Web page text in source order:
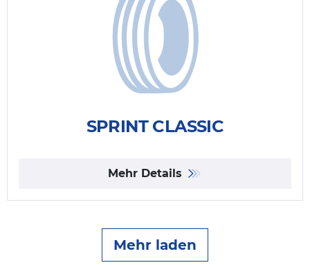
SPRINT CLASSIC
Mehr Details
Mehr laden